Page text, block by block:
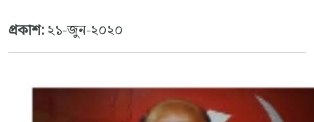
প্রকাশ:২১-জুন-২০২০